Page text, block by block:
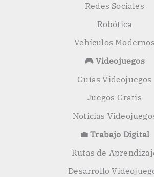
Redes Sociales
Robótica
Vehículos Modernos
🎮 Videojuegos
Guías Videojuegos
Juegos Gratis
Noticias
💼 Trabajo Digital
Rutas de
Desarrollo